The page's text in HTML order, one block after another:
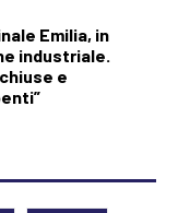
Emilia, in
industriale.
e